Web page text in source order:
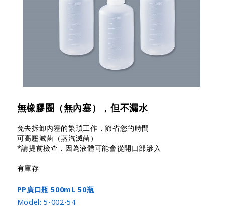
無橡膠圈（無內塞），但不漏水
免去拆卸內塞的繁瑣工作，節省您的時間
可高壓滅菌（蒸汽滅菌）
*請提前檢查，因為液體可能會從開口部滲入
有庫存
PP廣口瓶 500mL 50瓶
Model: 5-002-54